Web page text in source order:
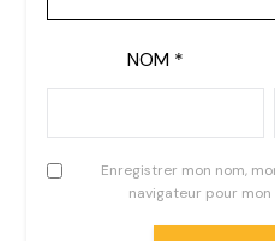
NOM *
Enregistrer mon nom,
navigateur pour